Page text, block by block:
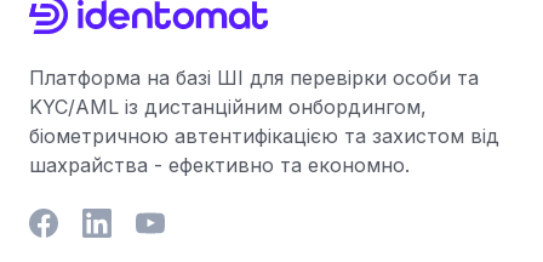
Платформа на базі ШІ для перевірки особи та
KYC/AML із дистанційним онбордингом,
біометричною автентифікацією та захистом від
шахрайства - ефективно та економно.